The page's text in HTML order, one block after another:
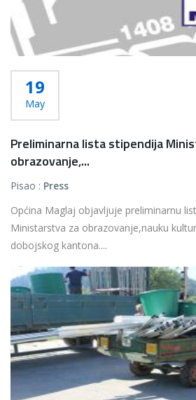
19
May
Preliminarna lista stipendija
obrazovanje,...
Pisao : Press
Općina Maglaj objavljuje preliminarnu
Ministarstva za obrazovanje,nauku
dobojskog kantona....
Više...